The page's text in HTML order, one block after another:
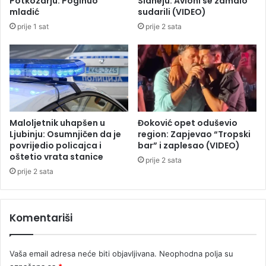
m
a
u
S
r
p
s
k
o
j
s
a
t
i
b
e
z
g
r
a
n
i
č
p
l
mladić
prije 1 sat
sudarili (VIDEO)
prije 2 sata
Maloljetnik uhapšen u
Ljubinju: Osumnjičen da je
povrijedio policajca i
oštetio vrata stanice
prije 2 sata
Đoković opet oduševio
region: Zapjevao “Tropski
bar” i zaplesao (VIDEO)
prije 2 sata
Komentariši
Vaša email adresa neće biti objavljivana. Neophodna polja su